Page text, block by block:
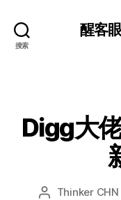
搜索
醒客
Digg大
文 Thinker CHN